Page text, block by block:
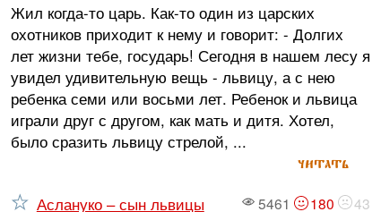
Жил когда-то царь. Как-то один из царских
охотников приходит к нему и говорит: - Долгих
лет жизни тебе, государь! Сегодня в нашем лесу я
увидел удивительную вещь - львицу, а с нею
ребенка семи или восьми лет. Ребенок и львица
играли друг с другом, как мать и дитя. Хотел,
было сразить львицу стрелой, ...
читать
5461 180 43
Аслануко – сын львицы